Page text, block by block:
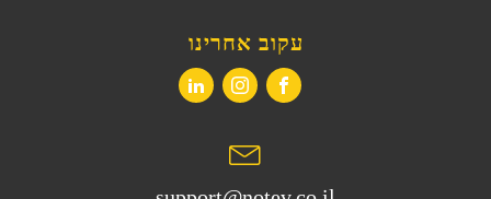
עקוב אחרינו